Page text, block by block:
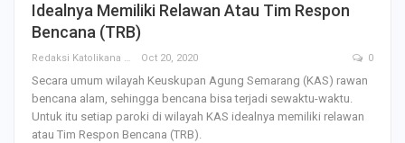
Idealnya Memiliki Relawan Atau Tim Respon
Bencana (TRB)
Redaksi Katolikana Oct 20, 2020 0
Secara umum wilayah Keuskupan Agung Semarang (KAS) rawan
bencana alam, sehingga bencana bisa terjadi sewaktu-waktu.
Untuk itu setiap paroki di wilayah KAS idealnya memiliki relawan
atau Tim Respon Bencana (TRB).